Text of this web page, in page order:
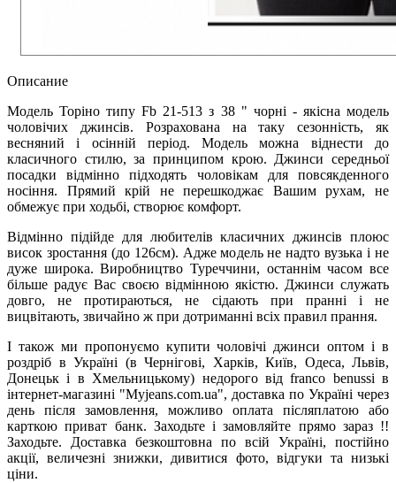
Описание
Модель Торіно типу Fb 21-513 з 38 " чорні - якісна модель
чоловічих джинсів. Розрахована на таку сезонність, як
весняний і осінній період. Модель можна віднести до
класичного стилю, за принципом крою. Джинси середньої
посадки відмінно підходять чоловікам для повсякденного
носіння. Прямий крій не перешкоджає Вашим рухам, не
обмежує при ходьбі, створює комфорт.
Відмінно підійде для любителів класичних джинсів плоюс
висок зростання (до 126см). Адже модель не надто вузька і не
дуже широка. Виробництво Туреччини, останнім часом все
більше радує Вас своєю відмінною якістю. Джинси служать
довго, не протираються, не сідають при пранні і не
вицвітають, звичайно ж при дотриманні всіх правил прання.
І також ми пропонуємо купити чоловічі джинси оптом і в
роздріб в Україні (в Чернігові, Харків, Київ, Одеса, Львів,
Донецьк і в Хмельницькому) недорого від franco benussi в
інтернет-магазині "Myjeans.com.ua", доставка по Україні через
день після замовлення, можливо оплата післяплатою або
карткою приват банк. Заходьте і замовляйте прямо зараз !!
Заходьте. Доставка безкоштовна по всій Україні, постійно
акції, величезні знижки, дивитися фото, відгуки та низькі
ціни.